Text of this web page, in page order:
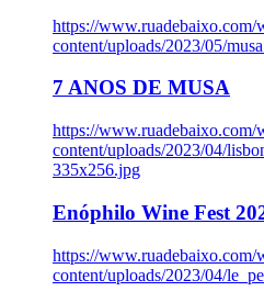
https://www.ruadebaixo.com/
content/uploads/2023/05/
7 ANOS DE MUSA
https://www.ruadebaixo.com/
content/uploads/2023/04/
335x256.jpg
Enóphilo Wine Fest
https://www.ruadebaixo.com/
content/uploads/2023/04/